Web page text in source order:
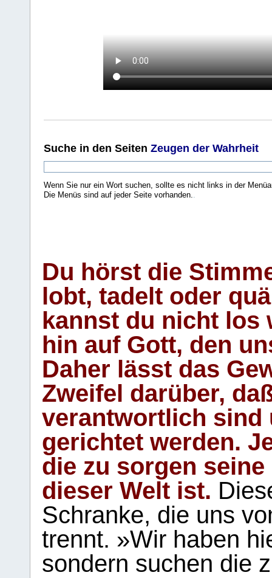
Suche in den Seiten Zeugen der Wahrheit
Wenn Sie nur ein Wort suchen, sollte es nicht links in der
Die Menüs sind auf jeder Seite vorhanden.
Du hörst die
lobt, tadelt oder
kannst du nicht los
hin auf Gott, den
Daher lässt das
Zweifel darüber,
verantwortlich sind
gerichtet werden.
die zu sorgen
dieser Welt ist.
Schranke, die uns
trennt. »Wir haben
sondern suchen die